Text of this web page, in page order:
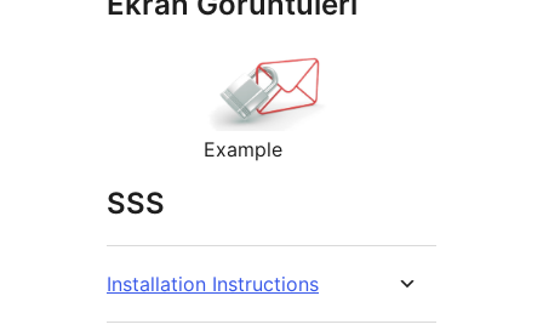
Example
SSS
Installation Instructions